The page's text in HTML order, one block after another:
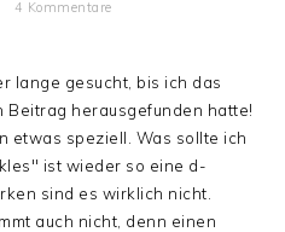
4 Kommentare
lange gesucht, bis ich das
herausgefunden hatte!
etwas speziell. Was sollte ich
ist wieder so eine d-
sind es wirklich nicht.
auch nicht, denn einen